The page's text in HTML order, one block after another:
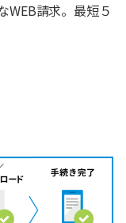
WEB請求。最短５